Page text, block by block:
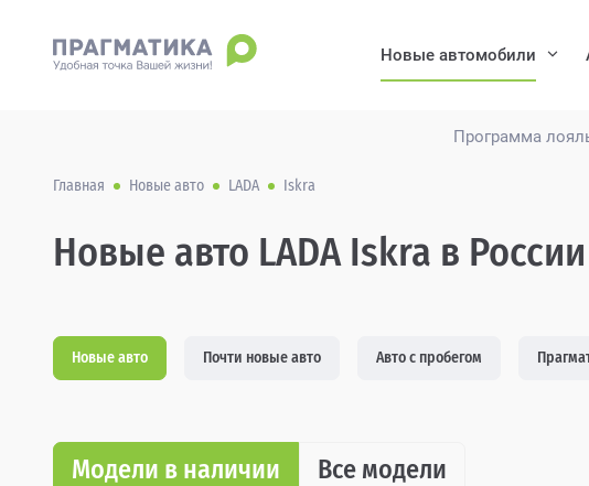
Программа
Новые автомобили
Главная Новые авто LADA Iskra
Новые авто LADA Iskra в России
Новые авто Почти новые авто Авто с пробегом
Модели в наличии Все модели